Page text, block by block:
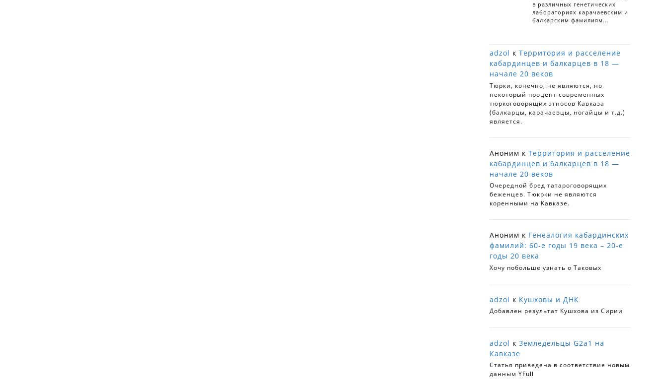
adzol к Территория и расселение
кабардинцев и балкарцев в 18 —
начале 20 веков
Тюрки, конечно, не являются, но
некоторый процент современных
тюркоговорящих этносов Кавказа
(балкарцы, карачаевцы, ногайцы и т.д.)
является.
Аноним к Территория и расселение
кабардинцев и балкарцев в 18 —
начале 20 веков
Очередной бред татароговорящих
беженцев. Тюкрки не являются
коренными на Кавказе.
Аноним к Генеалогия кабардинских
фамилий: 60-е годы 19 века – 20-е
годы 20 века
Хочу побольше узнать о Таковых
adzol к Кушховы и ДНК
Добавлен результат Кушхова из Сирии
adzol к Земледельцы G2a1 на
Кавказе
Статья приведена в соответствие новым
данным YFull